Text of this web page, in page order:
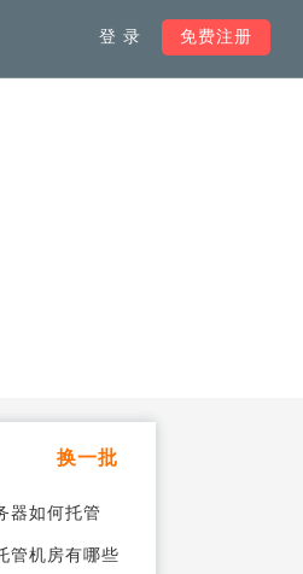
免费注册
登 录
换一批
器如何托管
管机房有哪些